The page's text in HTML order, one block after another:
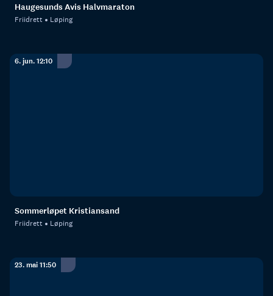
Haugesunds Avis Halvmaraton
Friidrett Løping
6. jun. 12:10
Sommerløpet Kristiansand
Friidrett Løping
23. mai 11:50